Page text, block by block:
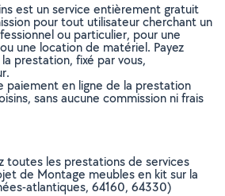
est un service entièrement gratuit
pour tout utilisateur cherchant un
ou particulier, pour une
une location de matériel. Payez
prestation, fixé par vous,
paiement en ligne de la prestation
sans aucune commission ni frais
toutes les prestations de services
de Montage meubles en kit sur la
atlantiques, 64160, 64330)